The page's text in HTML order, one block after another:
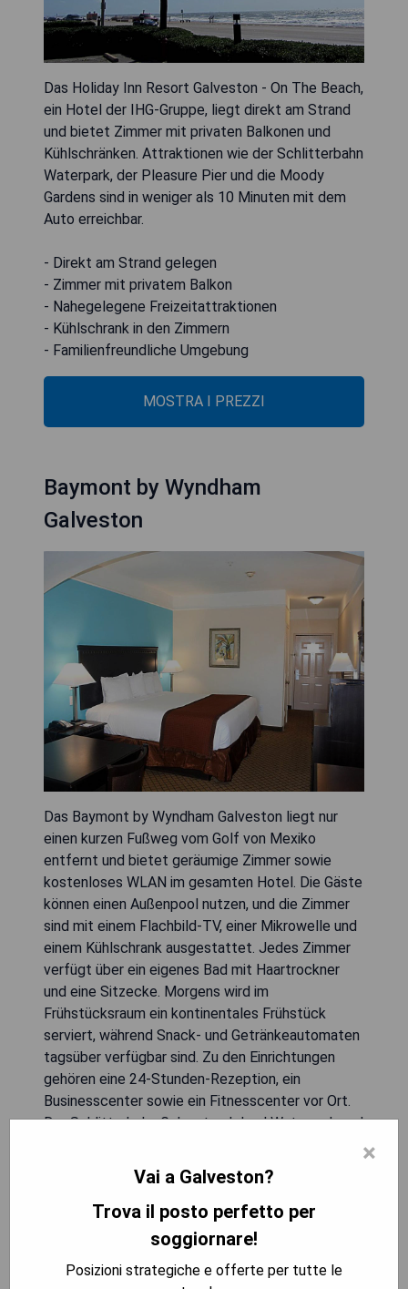
Das Holiday Inn Resort Galveston - On The Beach,
ein Hotel der IHG-Gruppe, liegt direkt am Strand
und bietet Zimmer mit privaten Balkonen und
Kühlschränken. Attraktionen wie der Schlitterbahn
Waterpark, der Pleasure Pier und die Moody
Gardens sind in weniger als 10 Minuten mit dem
Auto erreichbar.
- Direkt am Strand gelegen
- Zimmer mit privatem Balkon
- Nahegelegene Freizeitattraktionen
- Kühlschrank in den Zimmern
- Familienfreundliche Umgebung
MOSTRA I PREZZI
Baymont by Wyndham
Galveston
Das Baymont by Wyndham Galveston liegt nur
einen kurzen Fußweg vom Golf von Mexiko
entfernt und bietet geräumige Zimmer sowie
kostenloses WLAN im gesamten Hotel. Die Gäste
können einen Außenpool nutzen, und die Zimmer
sind mit einem Flachbild-TV, einer Mikrowelle und
einem Kühlschrank ausgestattet. Jedes Zimmer
verfügt über ein eigenes Bad mit Haartrockner
und eine Sitzecke. Morgens wird im
Frühstücksraum ein kontinentales Frühstück
serviert, während Snack- und Getränkeautomaten
tagsüber verfügbar sind. Zu den Einrichtungen
gehören eine 24-Stunden-Rezeption, ein
Businesscenter sowie ein Fitnesscenter vor Ort.
Der Schlitterbahn Galveston Island Waterpark und
entfernt, während der Scholes International
Airport 5 km away ist; der William P. Hobby Airport
liegt 61 km entfernt. Die Innenstadt von
Galveston erreichen Sie in nur 10 Minuten mit dem
×
Vai a Galveston?
Trova il posto perfetto per
soggiornare!
Posizioni strategiche e offerte per tutte le